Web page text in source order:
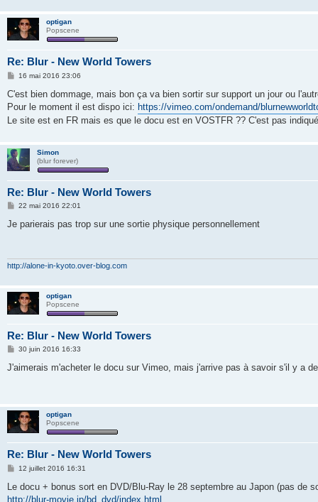
optigan
Popscene
Re: Blur - New World Towers
M
s
a
g
e
16 mai 2016 23:06
C'est bien dommage, mais bon ça va bien sortir sur support un jour ou
Pour le moment il est dispo ici: https://vimeo.com/ondemand/
Le site est en FR mais es que le docu est en VOSTFR ?? C'est pas
Simon
(blur forever)
Re: Blur - New World Towers
M
s
22 mai 2016 22:01
Je parierais pas trop sur une sortie physique personnellement
http://alone-in-kyoto.over-blog.com
optigan
Popscene
Re: Blur - New World Towers
M
s
30 juin 2016 16:33
J'aimerais m'acheter le docu sur Vimeo, mais j'arrive pas à savoir s'il y a
optigan
Popscene
Re: Blur - New World Towers
M
s
12 juillet 2016 16:31
Le docu + bonus sort en DVD/Blu-Ray le 28 septembre au Japon (pas de
http://blur-movie.jp/bd_dvd/index.html